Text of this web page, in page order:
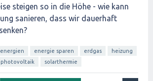
steigen so in die Höhe - wie kann
sanieren, dass wir dauerhaft
energie sparen erdgas
heizung
photovoltaik solarthermie